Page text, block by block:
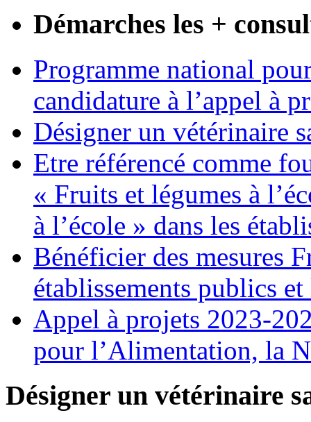
Démarches les +
Programme national
candidature à l’appel à
Désigner un vétérinaire
Etre référencé comme
« Fruits et légumes à
à l’école » dans les
Bénéficier des mesures
établissements publics
Appel à projets 2023-
pour l’Alimentation, la
Désigner un vétérinaire